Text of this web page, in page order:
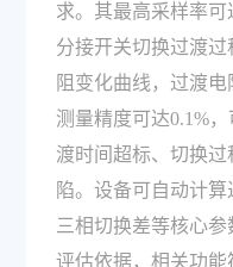
求。其最高采样率可
分接开关切换过渡
阻变化曲线，过渡
测量精度可达0.1%
渡时间超标、切换
陷。设备可自动计算
三相切换差等核心
评估依据，相关功